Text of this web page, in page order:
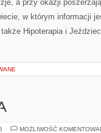
a przy okazji
w którym informacji
Hipoterapia i
MOŻLIWOŚĆ